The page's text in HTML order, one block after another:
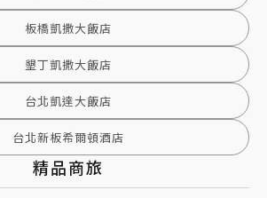
板橋凱撒大飯店
墾丁凱撒大飯店
台北凱達大飯店
台北新板希爾頓酒店
精品商旅